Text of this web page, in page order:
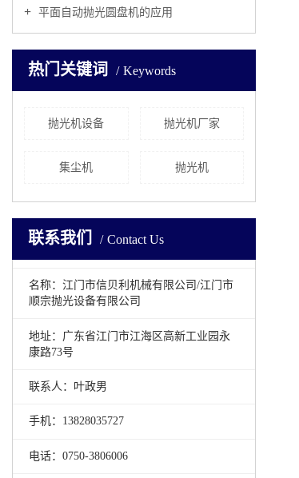
平面自动抛光圆盘机的应用
热门关键词 Keywords
抛光机设备 抛光机厂家
集尘机 抛光机
联系我们 Contact Us
名称：江门市信贝利机械有限公司/江门市
顺宗抛光设备有限公司
地址：广东省江门市江海区高新工业园永
康路73号
联系人：叶政男
手机：13828035727
电话：0750-3806006